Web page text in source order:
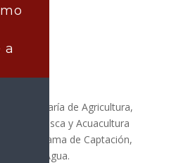
la Secretaría de Agricultura,
Pesca y Acuacultura
del Programa de Captación,
de Agua.
a